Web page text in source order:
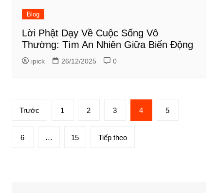
Blog
Lời Phật Dạy Về Cuộc Sống Vô
Thường: Tìm An Nhiên Giữa Biến Động
ipick 26/12/2025 0
Phân
bài
Trước 1 2 3 4 5
6 … 15 Tiếp theo